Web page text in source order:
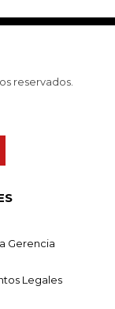
reservados.
Gerencia
Legales